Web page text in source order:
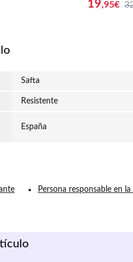
By SAFTA
19,95€
Safta
Resistente
España
Persona responsable en la